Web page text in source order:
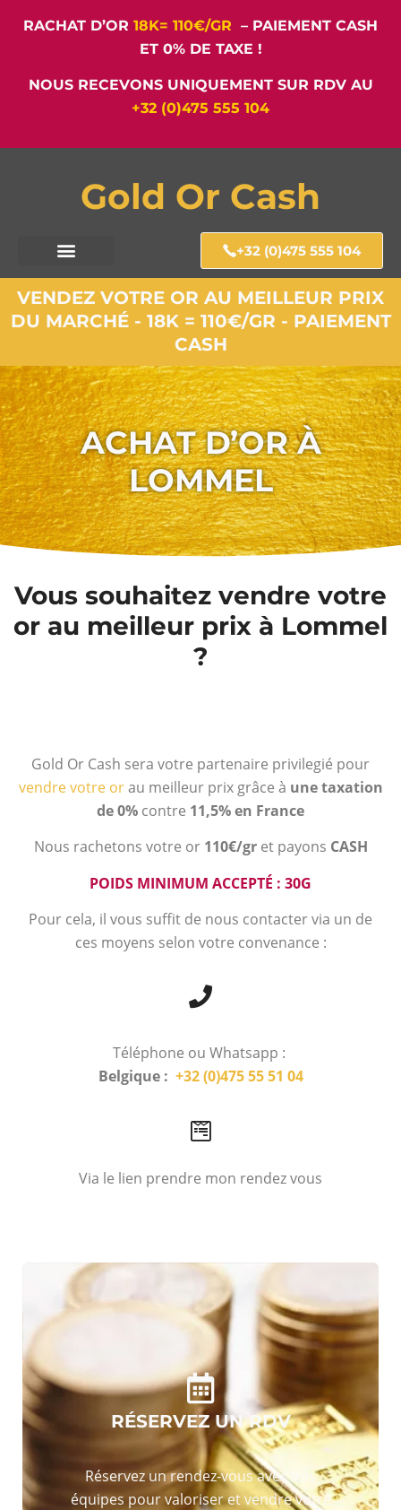
RACHAT D’OR 18K= 110€/GR – PAIEMENT CASH
ET 0% DE TAXE !
NOUS RECEVONS UNIQUEMENT SUR RDV AU
+32 (0)475 555 104
Gold Or Cash
+32 (0)475 555 104
VENDEZ VOTRE OR AU MEILLEUR PRIX
DU MARCHÉ - 18K = 110€/GR - PAIEMENT
CASH
ACHAT D’OR À
LOMMEL
Vous souhaitez vendre votre
or au meilleur prix à Lommel
?
Gold Or Cash sera votre partenaire privilegié pour
vendre votre orau meilleur prix grâce à une taxation
de 0% contre 11,5% en France
Nous rachetons votre or 110€/gr et payons CASH
POIDS MINIMUM ACCEPTÉ : 30G
Pour cela, il vous suffit de nous contacter via un de
ces moyens selon votre convenance :
Téléphone ou Whatsapp :
Belgique : +32 (0)475 55 51 04
Via le lien prendre mon rendez vous
RÉSERVEZ UN RDV
Réservez un rendez-vous avec nos
équipes pour valoriser et vendre votre